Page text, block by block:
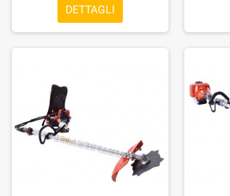
DETTAGLI